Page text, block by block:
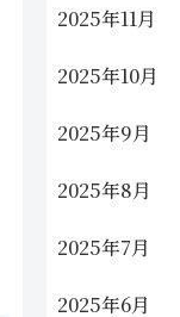
2025年11月
2025年10月
2025年9月
2025年8月
2025年7月
2025年6月